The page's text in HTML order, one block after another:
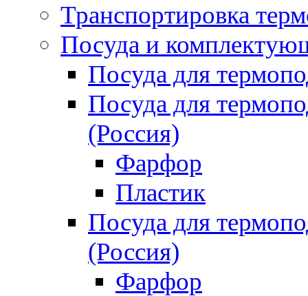
Транспортировка
Посуда и
Посуда для
Посуда для
(Россия)
Фарфор
Пластик
Посуда для
(Россия)
Фарфор